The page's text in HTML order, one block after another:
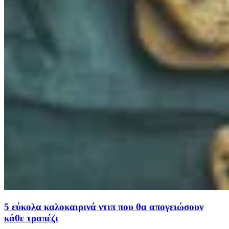
5 εύκολα καλοκαιρινά ντιπ που θα απογειώσουν
κάθε τραπέζι